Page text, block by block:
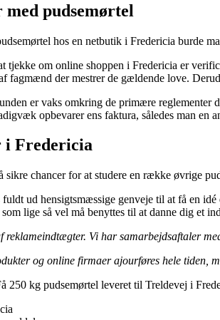
med pudsemørtel
hos en netbutik i Fredericia burde
tjekke om online shoppen i Fredericia er
fagmænd der mestrer de gældende love.
er vaks omkring de primære reglementer
opbevarer ens faktura, således man
i Fredericia
chancer for at studere en række øvrige
ud hensigtsmæssige genveje til at få en
lige så vel må benyttes til at danne dig et
reklameindtægter. Vi har samarbejdsaftaler
og online firmaer ajourføres hele tiden,
250 kg pudsemørtel leveret til Treldevej i